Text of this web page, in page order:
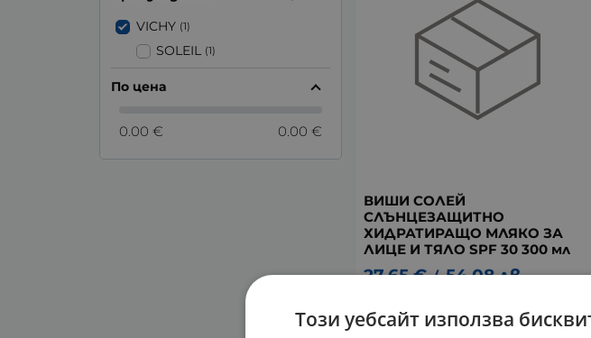
ВИШИ СОЛЕЙ
СЛЪНЦЕЗАЩИТНО
ХИДРАТИРАЩО МЛЯКО ЗА
ЛИЦЕ И ТЯЛО SPF 30 300 мл
27.65 € / 54.08 лв.
VICHY (1)
SOLEIL (1)
По цена
0.00 € 0.00 €
Този уебсайт използва